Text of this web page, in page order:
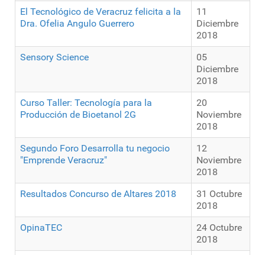
El Tecnológico de Veracruz felicita a la
Dra. Ofelia Angulo Guerrero
11
Diciembre
2018
Sensory Science
05
Diciembre
2018
Curso Taller: Tecnología para la
Producción de Bioetanol 2G
20
Noviembre
2018
Segundo Foro Desarrolla tu negocio
"Emprende Veracruz"
12
Noviembre
2018
Resultados Concurso de Altares 2018
31 Octubre
2018
OpinaTEC
24 Octubre
2018